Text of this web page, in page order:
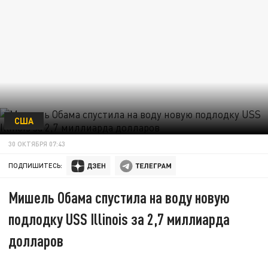
США
30 ОКТЯБРЯ 07:43
ПОДПИШИТЕСЬ:
Мишель Обама спустила на воду новую
подлодку USS Illinois за 2,7 миллиарда
долларов